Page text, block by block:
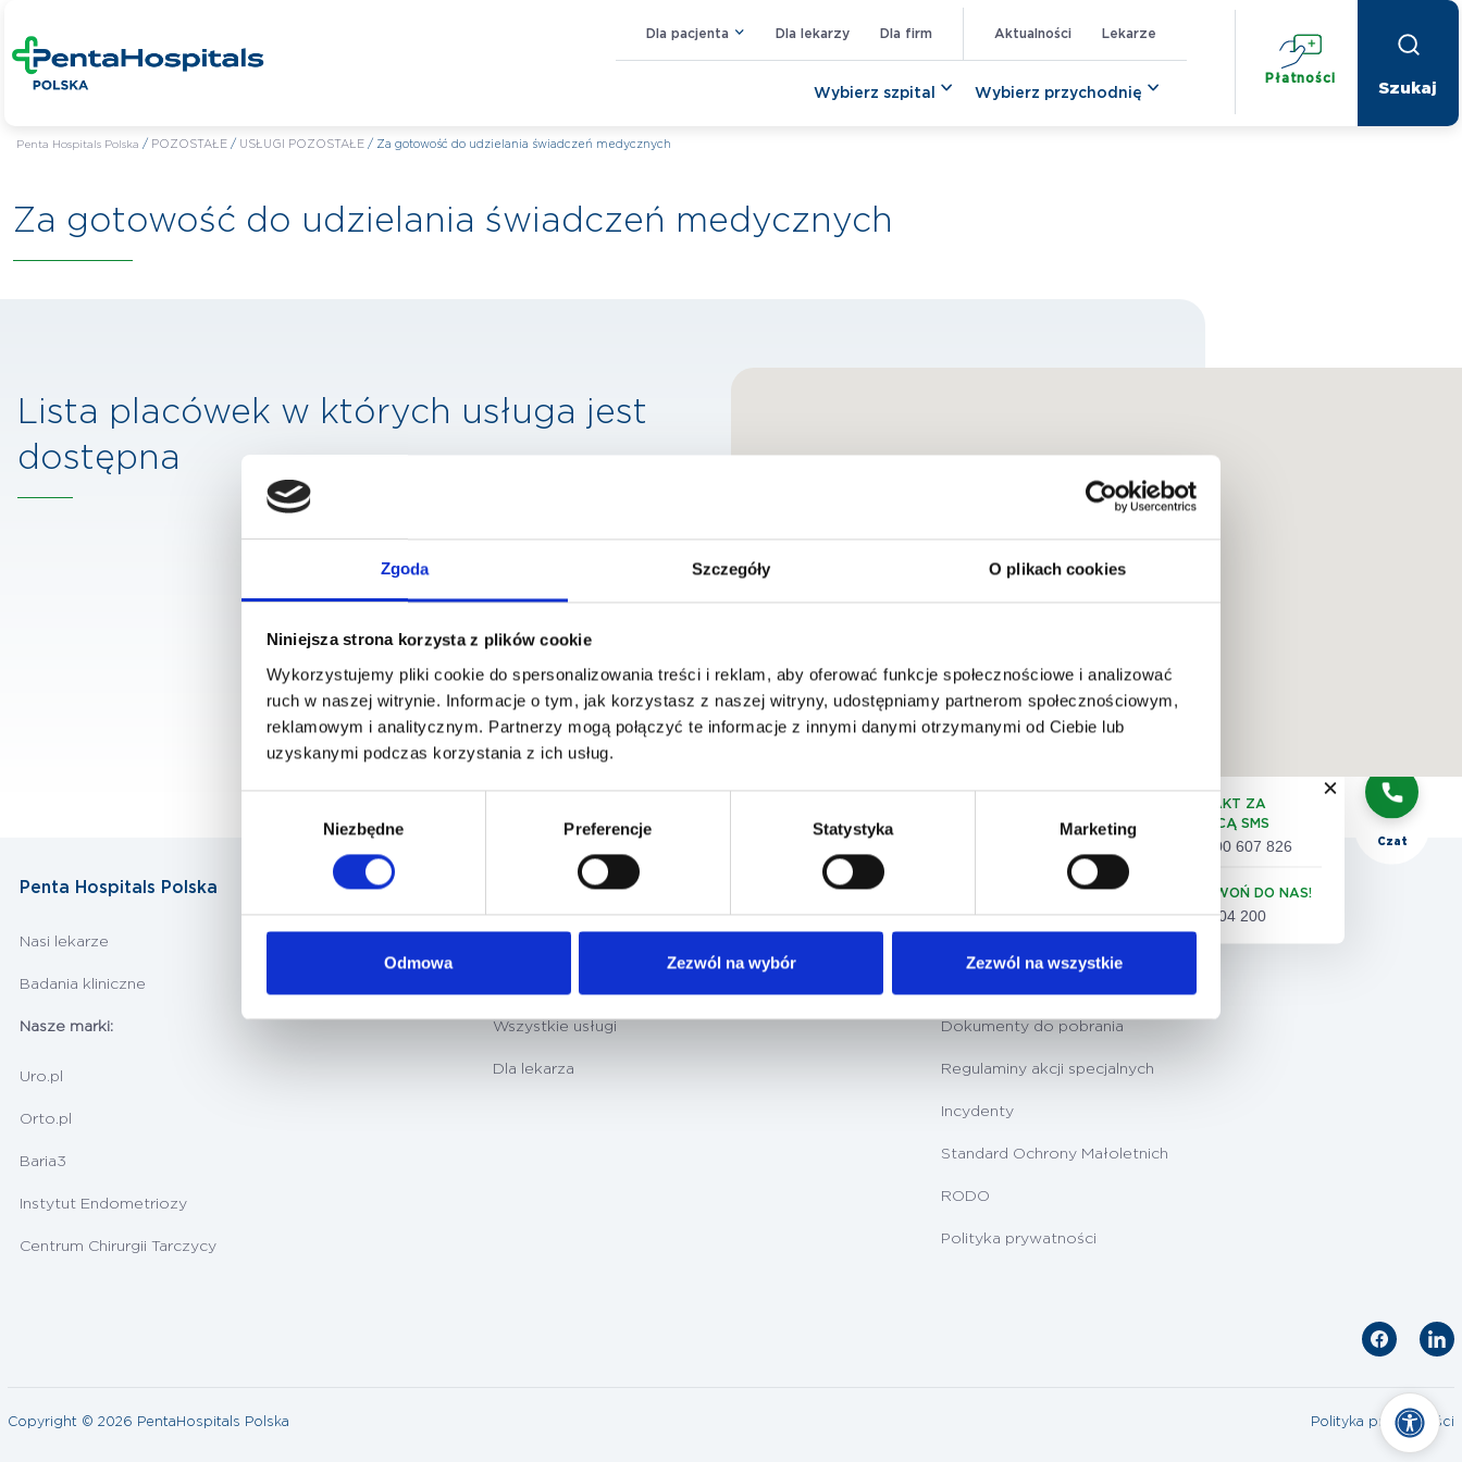
Zgoda Szczegóły O plikach cookies
Niniejsza strona korzysta z plików cookie
Wykorzystujemy pliki cookie do spersonalizowania treści i reklam, aby oferować funkcje społecznościowe i analizować
ruch w naszej witrynie. Informacje o tym, jak korzystasz z naszej witryny, udostępniamy partnerom społecznościowym,
reklamowym i analitycznym. Partnerzy mogą połączyć te informacje z innymi danymi otrzymanymi od Ciebie lub
uzyskanymi podczas korzystania z ich usług.
Niezbędne Preferencje Statystyka Marketing
Odmowa Zezwól na wybór Zezwól na wszystkie
Dla pacjenta Dla lekarzy Dla firm Aktualności Lekarze
Płatności
Wybierz szpital Wybierz przychodnię
Penta Hospitals Polska / POZOSTAŁE/ USŁUGI POZOSTAŁE/ Za gotowość do udzielania świadczeń medycznych
Za gotowość do udzielania świadczeń medycznych
Lista placówek w których usługa jest
dostępna
Penta Hospitals Polska
Nasi lekarze
Badania kliniczne
Nasze marki:
Uro.pl
Orto.pl
Baria3
Instytut Endometriozy
Centrum Chirurgii Tarczycy
Nasza oferta
Wszystkie usługi
Dla lekarza
Dokumenty do pobrania
Regulaminy akcji specjalnych
Incydenty
Standard Ochrony Małoletnich
RODO
Polityka prywatności
Copyright © 2026 PentaHospitals Polska Polityka prywatności
KONTAKT ZA
POMOCĄ SMS
+48 500 607 826
ZADZWOŃ DO NAS!
61 86 04 200
Czat